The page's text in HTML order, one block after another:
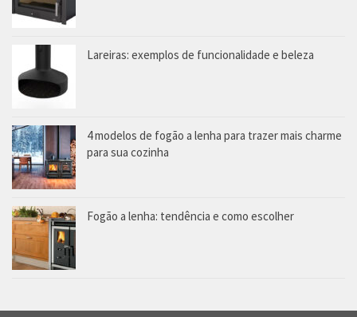
Lareiras: exemplos de funcionalidade e beleza
4 modelos de fogão a lenha para trazer mais charme
para sua cozinha
Fogão a lenha: tendência e como escolher